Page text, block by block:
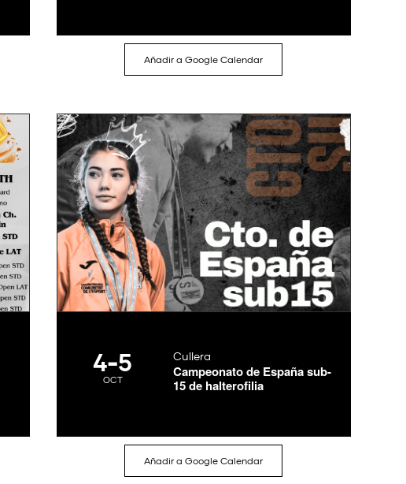
Añadir a Google Calendar
4-5
OCT
Campeonato de España sub-
15 de halterofilia
Cullera
Añadir a Google Calendar